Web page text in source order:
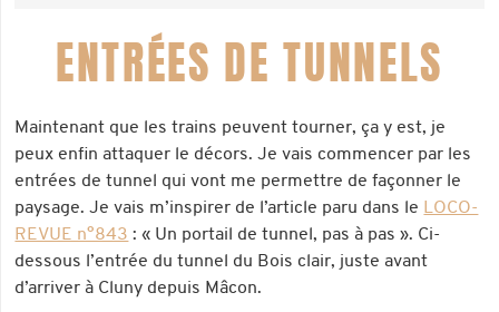
ENTRÉES DE TUNNELS
Maintenant que les trains peuvent tourner, ça y est, je
peux enfin attaquer le décors. Je vais commencer par les
entrées de tunnel qui vont me permettre de façonner le
paysage. Je vais m’inspirer de l’article paru dans le LOCO-
REVUE n°843 : « Un portail de tunnel, pas à pas ». Ci-
dessous l’entrée du tunnel du Bois clair, juste avant
d’arriver à Cluny depuis Mâcon.